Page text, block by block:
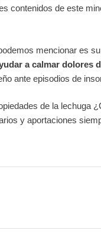
contenidos de este
mencionar es
a calmar dolores
ante episodios de
de la lechuga
y aportaciones